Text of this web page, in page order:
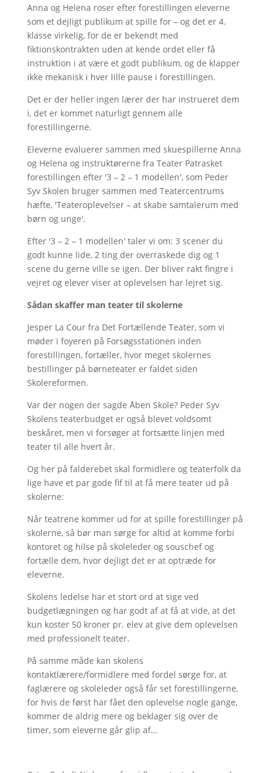
Anna og Helena roser efter forestillingen eleverne
som et dejligt publikum at spille for – og det er 4.
klasse virkelig, for de er bekendt med
fiktionskontrakten uden at kende ordet eller få
instruktion i at være et godt publikum, og de klapper
ikke mekanisk i hver lille pause i forestillingen.
Det er der heller ingen lærer der har instrueret dem
i, det er kommet naturligt gennem alle
forestillingerne.
Eleverne evaluerer sammen med skuespillerne Anna
og Helena og instruktørerne fra Teater Patrasket
forestillingen efter '3 – 2 – 1 modellen', som Peder
Syv Skolen bruger sammen med Teatercentrums
hæfte, 'Teateroplevelser – at skabe samtalerum med
børn og unge'.
Efter '3 – 2 – 1 modellen' taler vi om: 3 scener du
godt kunne lide, 2 ting der overraskede dig og 1
scene du gerne ville se igen. Der bliver rakt fingre i
vejret og elever viser at oplevelsen har lejret sig.
Sådan skaffer man teater til skolerne
Jesper La Cour fra Det Fortællende Teater, som vi
møder i foyeren på Forsøgsstationen inden
forestillingen, fortæller, hvor meget skolernes
bestillinger på børneteater er faldet siden
Skolereformen.
Var der nogen der sagde Åben Skole? Peder Syv
Skolens teaterbudget er også blevet voldsomt
beskåret, men vi forsøger at fortsætte linjen med
teater til alle hvert år.
Og her på falderebet skal formidlere og teaterfolk da
lige have et par gode fif til at få mere teater ud på
skolerne:
Når teatrene kommer ud for at spille forestillinger på
skolerne, så bør man sørge for altid at komme forbi
kontoret og hilse på skoleleder og souschef og
fortælle dem, hvor dejligt det er at optræde for
eleverne.
Skolens ledelse har et stort ord at sige ved
budgetlægningen og har godt af at få at vide, at det
kun koster 50 kroner pr. elev at give dem oplevelsen
med professionelt teater.
På samme måde kan skolens
kontaktlærere/formidlere med fordel sørge for, at
faglærere og skoleleder også får set forestillingerne,
for hvis de først har fået den oplevelse nogle gange,
kommer de aldrig mere og beklager sig over de
timer, som eleverne går glip af…